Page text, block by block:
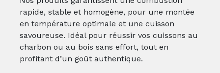
rapide, stable et homogène, pour une montée
en température optimale et une cuisson
savoureuse. Idéal pour réussir vos cuissons au
charbon ou au bois sans effort, tout en
profitant d’un goût authentique.